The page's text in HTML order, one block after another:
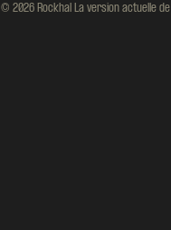
© 2026 Rockhal La version actuelle